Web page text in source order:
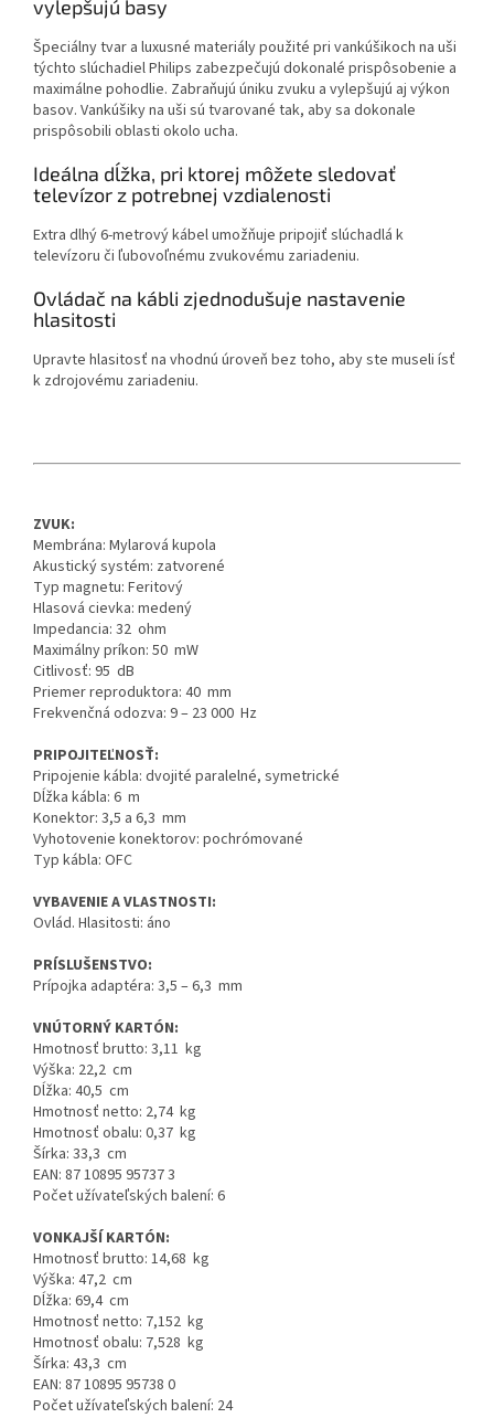
vylepšujú basy
Špeciálny tvar a luxusné materiály použité pri vankúšikoch na uši
týchto slúchadiel Philips zabezpečujú dokonalé prispôsobenie a
maximálne pohodlie. Zabraňujú úniku zvuku a vylepšujú aj výkon
basov. Vankúšiky na uši sú tvarované tak, aby sa dokonale
prispôsobili oblasti okolo ucha.
Ideálna dĺžka, pri ktorej môžete sledovať
televízor z potrebnej vzdialenosti
Extra dlhý 6-metrový kábel umožňuje pripojiť slúchadlá k
televízoru či ľubovoľnému zvukovému zariadeniu.
Ovládač na kábli zjednodušuje nastavenie
hlasitosti
Upravte hlasitosť na vhodnú úroveň bez toho, aby ste museli ísť
k zdrojovému zariadeniu.
ZVUK:
Membrána: Mylarová kupola
Akustický systém: zatvorené
Typ magnetu: Feritový
Hlasová cievka: medený
Impedancia: 32 ohm
Maximálny príkon: 50 mW
Citlivosť: 95 dB
Priemer reproduktora: 40 mm
Frekvenčná odozva: 9 – 23 000 Hz
PRIPOJITEĽNOSŤ:
Pripojenie kábla: dvojité paralelné, symetrické
Dĺžka kábla: 6 m
Konektor: 3,5 a 6,3 mm
Vyhotovenie konektorov: pochrómované
Typ kábla: OFC
VYBAVENIE A VLASTNOSTI:
Ovlád. Hlasitosti: áno
PRÍSLUŠENSTVO:
Prípojka adaptéra: 3,5 – 6,3 mm
VNÚTORNÝ KARTÓN:
Hmotnosť brutto: 3,11 kg
Výška: 22,2 cm
Dĺžka: 40,5 cm
Hmotnosť netto: 2,74 kg
Hmotnosť obalu: 0,37 kg
Šírka: 33,3 cm
EAN: 87 10895 95737 3
Počet užívateľských balení: 6
VONKAJŠÍ KARTÓN:
Hmotnosť brutto: 14,68 kg
Výška: 47,2 cm
Dĺžka: 69,4 cm
Hmotnosť netto: 7,152 kg
Hmotnosť obalu: 7,528 kg
Šírka: 43,3 cm
EAN: 87 10895 95738 0
Počet užívateľských balení: 24